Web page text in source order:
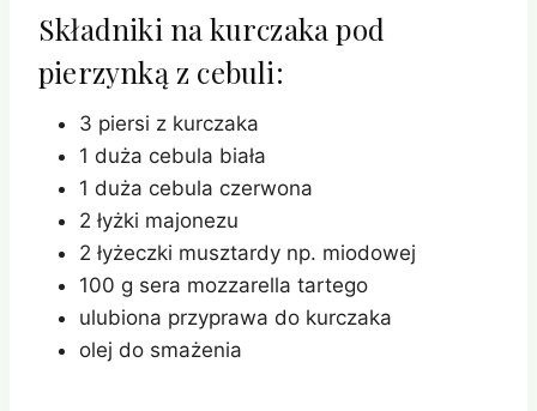
Składniki na kurczaka pod
pierzynką z cebuli:
3 piersi z kurczaka
1 duża cebula biała
1 duża cebula czerwona
2 łyżki majonezu
2 łyżeczki musztardy np. miodowej
100 g sera mozzarella tartego
ulubiona przyprawa do kurczaka
olej do smażenia